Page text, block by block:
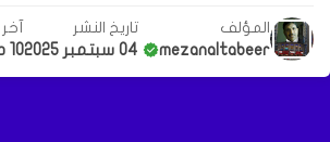
المؤلف
mezanaltabeer
تاريخ النشر
04 سبتمبر 2025 10 ديسمبر 2025